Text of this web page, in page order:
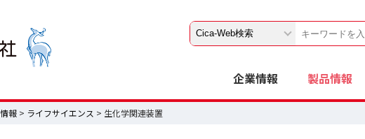
企業情報 製品情報
報 > ライフサイエンス > 生化学関連装置